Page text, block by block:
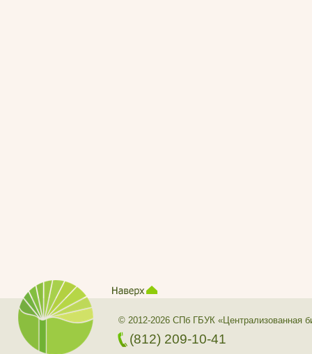
© 2012-2026 СПб ГБУК «Централизованная
(812) 209-10-41